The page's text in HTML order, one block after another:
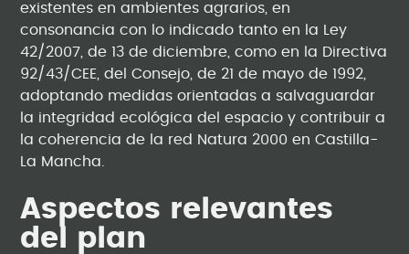
existentes en ambientes agrarios, en
consonancia con lo indicado tanto en la Ley
42/2007, de 13 de diciembre, como en la Directiva
92/43/CEE, del Consejo, de 21 de mayo de 1992,
adoptando medidas orientadas a salvaguardar
la integridad ecológica del espacio y contribuir a
la coherencia de la red Natura 2000 en Castilla-
La Mancha.
Aspectos relevantes
del plan